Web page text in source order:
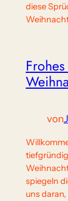
diese
von
spiegeln
uns